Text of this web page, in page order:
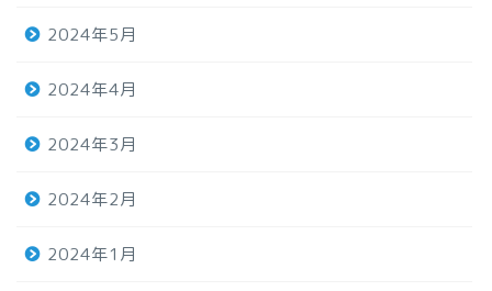
2024年5月
2024年4月
2024年3月
2024年2月
2024年1月